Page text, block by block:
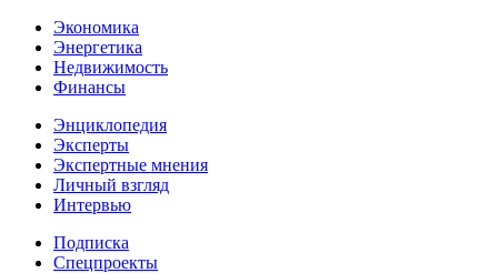
Экономика
Энергетика
Недвижимость
Финансы
Энциклопедия
Эксперты
Экспертные мнения
Личный взгляд
Интервью
Подписка
Спецпроекты